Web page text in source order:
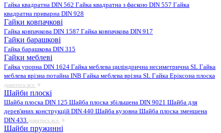
Гайка квадратна DIN 562 Гайка квадратна з фаскою DIN 557 Гайка
квадратна приварна DIN 928
Гайки ковпачкові
Гайка ковпачкова DIN 1587 Гайка ковпачкова DIN 917
Гайки барашкові
Гайка барашкова DIN 315
Гайки меблеві
Гайка упорна DIN 1624 Гайка меблева циліндрична несиметрична SL Гайка
меблева врізна потайна INB Гайка меблева врізна SL Гайка Еріксона плоска
дивитись все
Шайби плоскі
Шайба плоска DIN 125 Шайба плоска збільшена DIN 9021 Шайба для
дерев'яних конструкцій DIN 440 Шайба кузовна Шайба плоска зменшена
DIN 433 дивитись все
Шайби пружинні